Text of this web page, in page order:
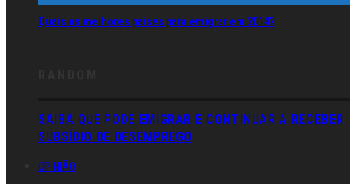
Quais os melhores países para emigrar em 2014?
SAIBA QUE PODE EMIGRAR E CONTINUAR A RECEBER
SUBSÍDIO DE DESEMPREGO
OPINIÃO